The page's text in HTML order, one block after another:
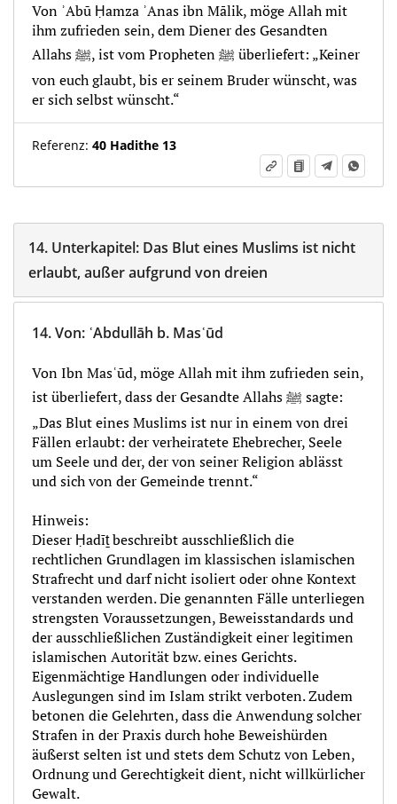
Von ʾAbū Ḥamza ʾAnas ibn Mālik, möge Allah mit
ihm zufrieden sein, dem Diener des Gesandten
Allahs ﷺ, ist vom Propheten ﷺ überliefert: „Keiner
von euch glaubt, bis er seinem Bruder wünscht, was
er sich selbst wünscht.“
Referenz: 40 Hadithe 13
14. Unterkapitel: Das Blut eines Muslims ist nicht
erlaubt, außer aufgrund von dreien
14.Von: ʿAbdullāh b. Masʿūd
Von Ibn Masʿūd, möge Allah mit ihm zufrieden sein,
ist überliefert, dass der Gesandte Allahs ﷺ sagte:
„Das Blut eines Muslims ist nur in einem von drei
Fällen erlaubt: der verheiratete Ehebrecher, Seele
um Seele und der, der von seiner Religion ablässt
und sich von der Gemeinde trennt.“
Hinweis:
Dieser Ḥadīṯ beschreibt ausschließlich die
rechtlichen Grundlagen im klassischen islamischen
Strafrecht und darf nicht isoliert oder ohne Kontext
verstanden werden. Die genannten Fälle unterliegen
strengsten Voraussetzungen, Beweisstandards und
der ausschließlichen Zuständigkeit einer legitimen
islamischen Autorität bzw. eines Gerichts.
Eigenmächtige Handlungen oder individuelle
Auslegungen sind im Islam strikt verboten. Zudem
betonen die Gelehrten, dass die Anwendung solcher
Strafen in der Praxis durch hohe Beweishürden
äußerst selten ist und stets dem Schutz von Leben,
Ordnung und Gerechtigkeit dient, nicht willkürlicher
Gewalt.